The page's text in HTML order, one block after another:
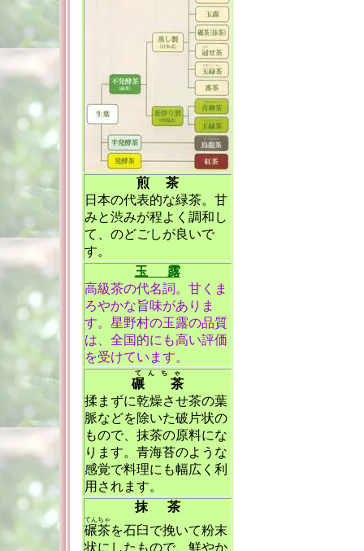
煎 茶
日本の代表的な緑茶。甘
みと渋みが程よく調和し
て、のどごしが良いで
す。
玉 露
高級茶の代名詞。甘くま
ろやかな旨味がありま
す。星野村の玉露の品質
は、全国的にも高い評価
を受けています。
碾 茶
てんちゃ
揉まずに乾燥させ茶の葉
脈などを除いた破片状の
もので、抹茶の原料にな
ります。青海苔のような
感覚で料理にも幅広く利
用されます。
抹 茶
碾茶
てんちゃ
を石臼で挽いて粉末
状にしたもので、鮮やか